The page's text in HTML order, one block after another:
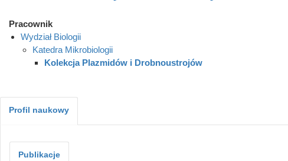
Pracownik
Wydział Biologii
Katedra Mikrobiologii
Kolekcja Plazmidów i Drobnoustrojów
Profil naukowy
Publikacje